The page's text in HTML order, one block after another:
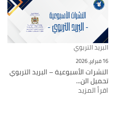
البريد التربوي
النشرات الأسبوعية – البريد التربوي
تحميل الن...
اقرأ المزيد